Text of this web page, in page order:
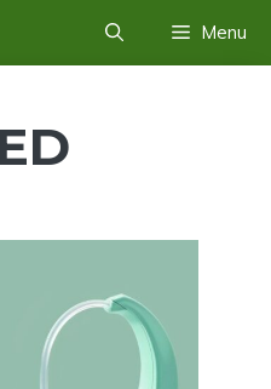
Menu